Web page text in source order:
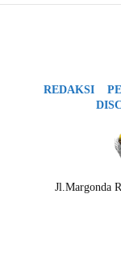
REDAKSI
Jl.Margonda